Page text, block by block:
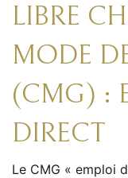
LIBRE
MODE
(CMG) :
DIRECT
Le CMG « emploi